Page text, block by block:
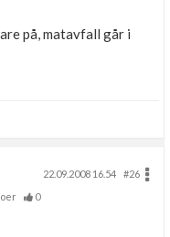
på, matavfall går i
22.09.2008 16.54
#26
0